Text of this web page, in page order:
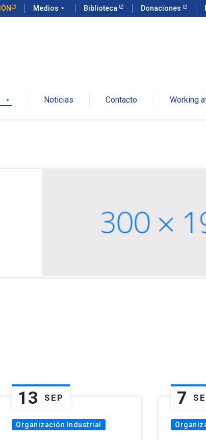
Medios arrow_drop_down Biblioteca Donaciones
arrow_drop_down Noticias Contacto Working
13 SEP
Organización Industrial
7